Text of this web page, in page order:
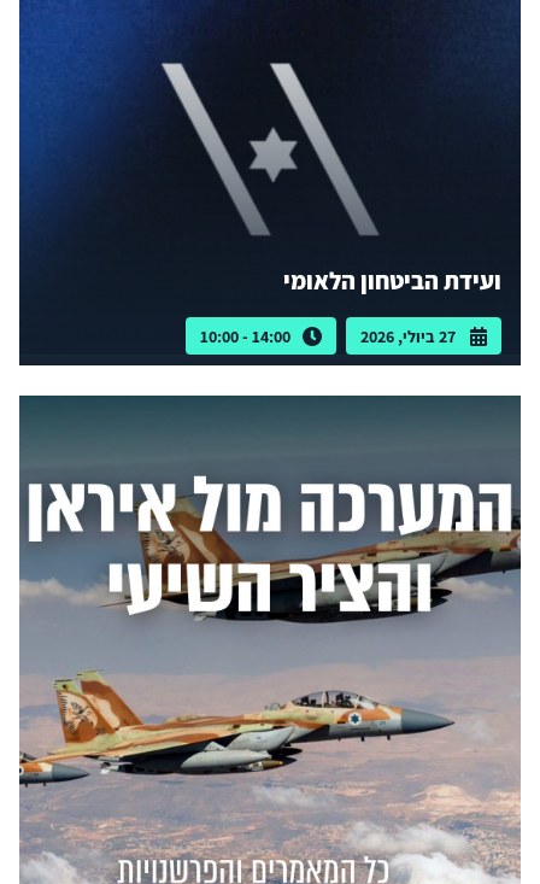
ועידת הביטחון הלאומי
27 ביולי, 2026 14:00 - 10:00